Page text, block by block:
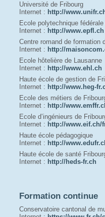
Université de Fribourg
Internet : http://
Ecole polytechnique
Internet : http://www.epfl.ch
Centre romand de formation
Internet : http://
Ecole hôtelière de Lausanne
Internet : http://www.ehl.ch
Haute école de gestion de
Internet : http://www.heg-
Ecole des métiers de
Internet : http://
Ecole d’ingénieurs de
Internet : http://www.eif.ch/
Haute école pédagogique
Internet : http://
Haute école de santé
Internet : http://heds-fr.ch
Formation continue
Conservatoire cantonal de